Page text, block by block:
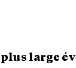
large